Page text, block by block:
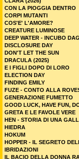
CON LA PIOGGIA DENTRO
CORPI MUTANTI
COS'E' L'AMORE?
CREATURE LUMINOSE
DEEP WATER - INCUBO
DISCLOSURE DAY
DON'T LET THE SUN
DRACULA (2025)
E I FIGLI DOPO DI LORO
ELECTION DAY
FINDING EMILY
FUZE - CONTO ALLA
GENERAZIONE FUMETTO
GOOD LUCK, HAVE FUN,
GRETA E LE FAVOLE VERE
HEN - STORIA DI UNA
HIEDRA
HOKUM
HOPPER - IL SEGRETO
IBRIDAZIONI
IL BACIO DELLA DONNA